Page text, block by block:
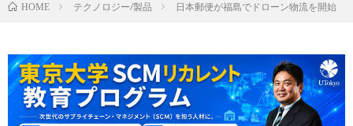
HOME テクノロジー/製品 日本郵便が福島でドローン物流を開始